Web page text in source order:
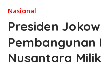
Nasional
Presiden
Pembangunan
Nusantara